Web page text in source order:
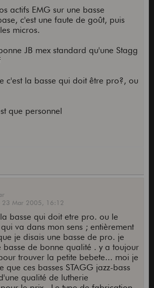
actifs EMG sur une basse
c'est une faute de goût, puis
micros.
JB mex standard qu'une Stagg
c'est la basse qui doit être pro?, ou
que personnel
23 Mar 2005, 16:12
basse qui doit etre pro. ou le
va dans mon sens ; entièrement
je disais une basse de pro. je
basse de bonne qualité . y a toujour
trouver la petite bebete... moi je
que ces basses STAGG jazz-bass
qualité de lutherie